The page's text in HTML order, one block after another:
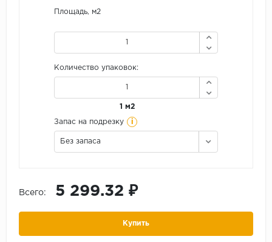
Площадь, м2
Количество упаковок:
1 м2
Запас на подрезку i
Без запаса
Всего: 5 299.32 ₽
Купить